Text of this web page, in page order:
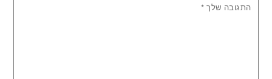
התגובה שלך *